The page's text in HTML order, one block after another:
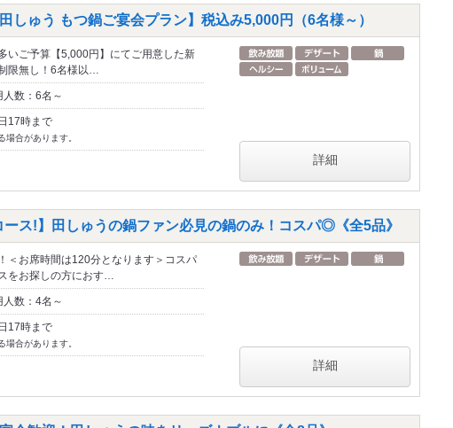
しゅう もつ鍋ご宴会プラン】税込み5,000円（6名様～）
いご予算【5,000円】にてご用意した新
限無し！6名様以…
数：6名～
17時まで
合があります。
詳細
ス!】田しゅうの鍋ファン必見の鍋のみ！コスパ◎《全5品》
＜お席時間は120分となります＞コスパ
をお探しの方におす…
数：4名～
17時まで
合があります。
詳細